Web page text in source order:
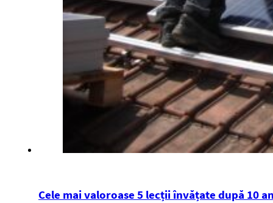
Cele mai valoroase 5 lecții învățate după 10